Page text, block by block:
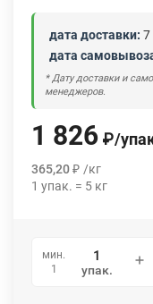
дата доставки: 7
дата
* Дату доставки и
менеджеров.
1 826 ₽/
365,20₽ /кг
1 упак. = 5 кг
мин.
1
упак.